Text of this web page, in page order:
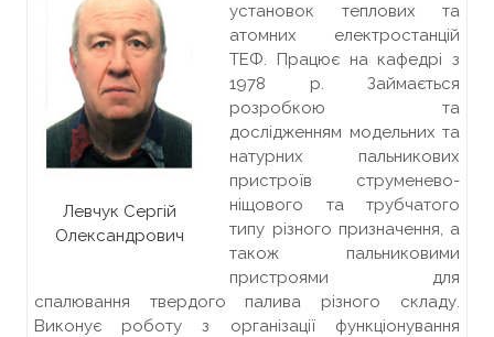
Левчук Сергій
Олександрович
установок теплових та
атомних електростанцій
ТЕФ. Працює на кафедрі з
1978 р. Займається
розробкою та
дослідженням модельних та
натурних пальникових
пристроїв струменево-
ніщового та трубчатого
типу різного призначення, а
також пальниковими
пристроями для
спалювання твердого палива різного складу.
Виконує роботу з організації функціонування